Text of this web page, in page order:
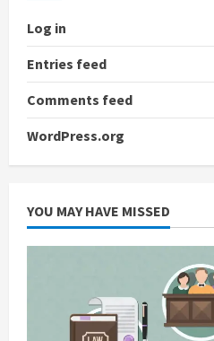
Log in
Entries feed
Comments feed
WordPress.org
YOU MAY HAVE MISSED